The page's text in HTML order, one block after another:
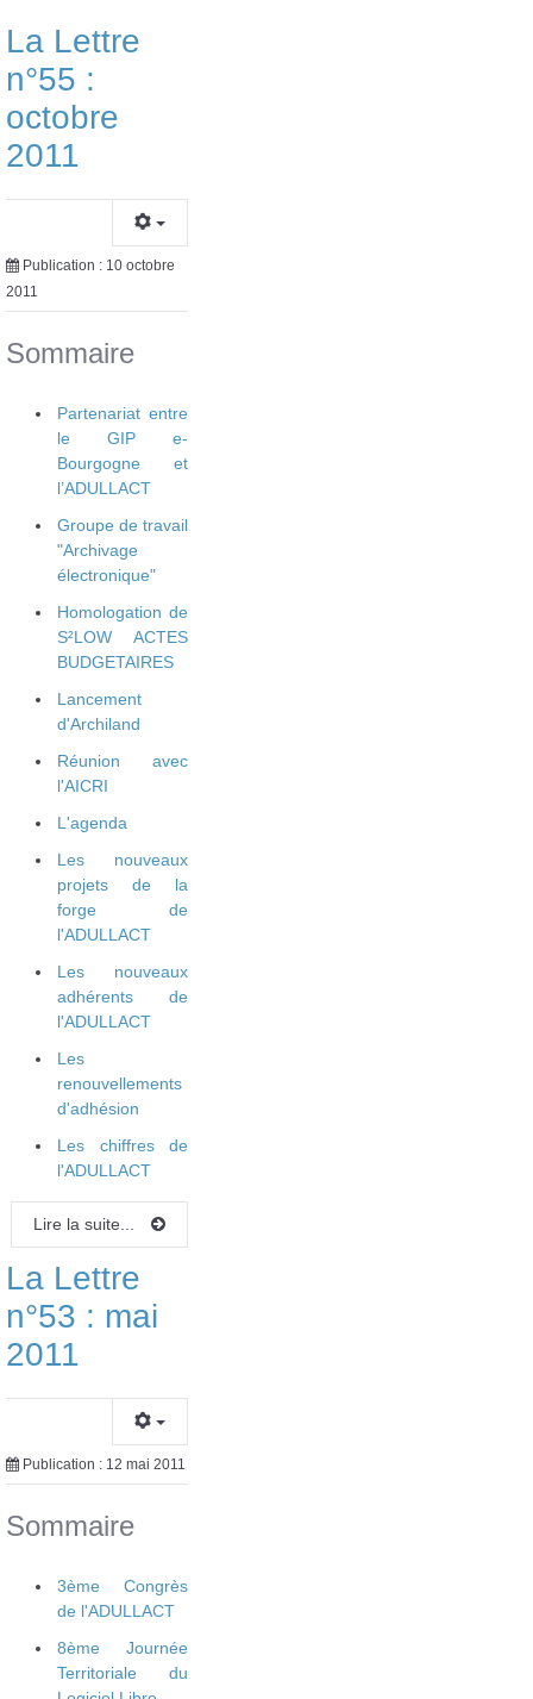
La Lettre
n°55 :
octobre
2011
Publication : 10 octobre
2011
Sommaire
Partenariat entre
le GIP e-
Bourgogne et
l’ADULLACT
Groupe de travail
"Archivage
électronique"
Homologation de
S²LOW ACTES
BUDGETAIRES
Lancement
d'Archiland
Réunion avec
l'AICRI
L'agenda
Les nouveaux
projets de la
forge de
l'ADULLACT
Les nouveaux
adhérents de
l'ADULLACT
Les
renouvellements
d'adhésion
Les chiffres de
l'ADULLACT
Lire la suite...
La Lettre
n°53 : mai
2011
Publication : 12 mai 2011
Sommaire
3ème Congrès
de l'ADULLACT
8ème Journée
Territoriale du